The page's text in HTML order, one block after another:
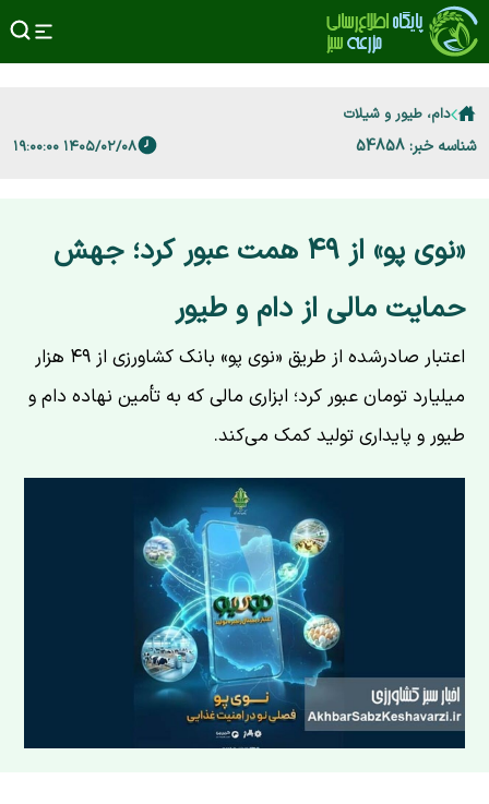
دام، طیور و شیلات
شناسه خبر: 54858 ۱۴۰۵/۰۲/۰۸ ۱۹:۰۰:۰۰
«نوی پو» از ۴۹ همت عبور کرد؛ جهش
حمایت مالی از دام و طیور
اعتبار صادرشده از طریق «نوی پو» بانک کشاورزی از ۴۹ هزار
میلیارد تومان عبور کرد؛ ابزاری مالی که به تأمین نهاده دام و
طیور و پایداری تولید کمک می‌کند.